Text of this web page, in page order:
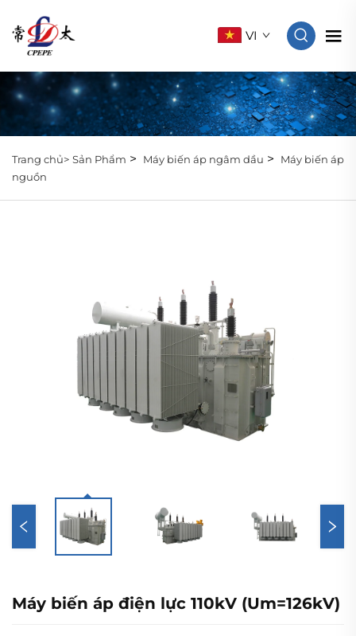
VI
Trang chủ> Sản Phẩm > Máy biến áp ngâm dầu >
Máy biến áp
nguồn
Máy biến áp điện lực 110kV (Um=126kV)